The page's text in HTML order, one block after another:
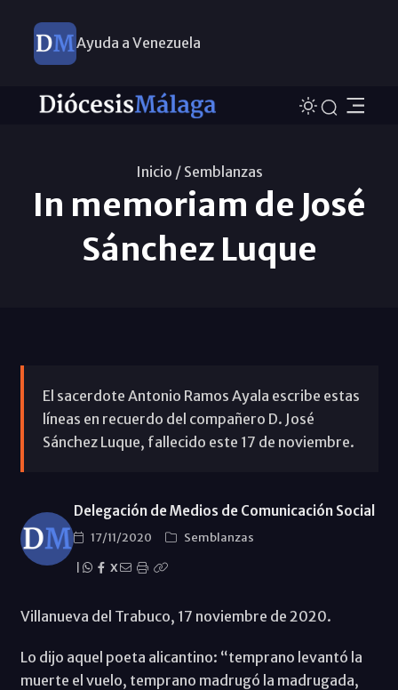
Ayuda a Venezuela
Inicio / Semblanzas
In memoriam de José
Sánchez Luque
El sacerdote Antonio Ramos Ayala escribe estas
líneas en recuerdo del compañero D. José
Sánchez Luque, fallecido este 17 de noviembre.
Delegación de Medios de Comunicación Social
17/11/2020
Semblanzas
X
Villanueva del Trabuco, 17 noviembre de 2020.
Lo dijo aquel poeta alicantino: “temprano levantó la
muerte el vuelo, temprano madrugó la madrugada,